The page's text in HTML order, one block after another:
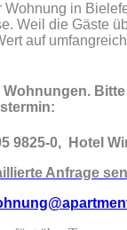
Wohnung in
Weil die Gäste
auf
9825-0, Hotel
Anfrage